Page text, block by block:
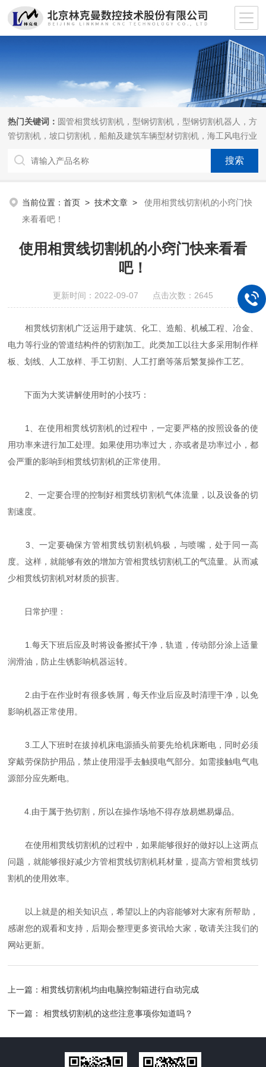
热门关键词： 圆管相贯线切割机，型钢切割机，型钢切割机器人，方
管切割机，坡口切割机，船舶及建筑车辆型材切割机，海工风电行业
当前位置：首页 >技术文章 >
使用相贯线切割机的小窍门快
来看看吧！
使用相贯线切割机的小窍门快来看看
吧！
更新时间：2022-09-07 点击次数：2645
相贯线切割机广泛运用于建筑、化工、造船、机械工程、冶金、
电力等行业的管道结构件的切割加工。此类加工以往大多采用制作样
板、划线、人工放样、手工切割、人工打磨等落后繁复操作工艺。
下面为大奖讲解使用时的小技巧：
1、在使用相贯线切割机的过程中，一定要严格的按照设备的使
用功率来进行加工处理。如果使用功率过大，亦或者是功率过小，都
会严重的影响到相贯线切割机的正常使用。
2、一定要合理的控制好相贯线切割机气体流量，以及设备的切
割速度。
3、一定要确保方管相贯线切割机钨极，与喷嘴，处于同一高
度。这样，就能够有效的增加方管相贯线切割机工的气流量。从而减
少相贯线切割机对材质的损害。
日常护理：
1.每天下班后应及时将设备擦拭干净，轨道，传动部分涂上适量
润滑油，防止生锈影响机器运转。
2.由于在作业时有很多铁屑，每天作业后应及时清理干净，以免
影响机器正常使用。
3.工人下班时在拔掉机床电源插头前要先给机床断电，同时必须
穿戴劳保防护用品，禁止使用湿手去触摸电气部分。如需接触电气电
源部分应先断电。
4.由于属于热切割，所以在操作场地不得存放易燃易爆品。
在使用相贯线切割机的过程中，如果能够很好的做好以上这两点
问题，就能够很好减少方管相贯线切割机耗材量，提高方管相贯线切
割机的使用效率。
以上就是的相关知识点，希望以上的内容能够对大家有所帮助，
感谢您的观看和支持，后期会整理更多资讯给大家，敬请关注我们的
网站更新。
上一篇：相贯线切割机均由电脑控制箱进行自动完成
下一篇： 相贯线切割机的这些注意事项你知道吗？